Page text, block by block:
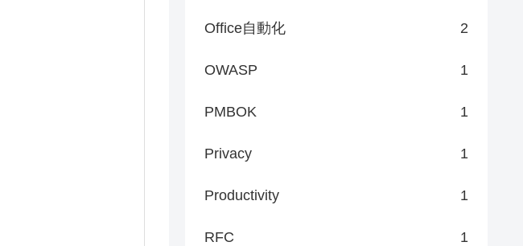
Office自動化 2
OWASP 1
PMBOK 1
Privacy 1
Productivity 1
RFC 1